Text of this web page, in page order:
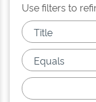
Use filters to